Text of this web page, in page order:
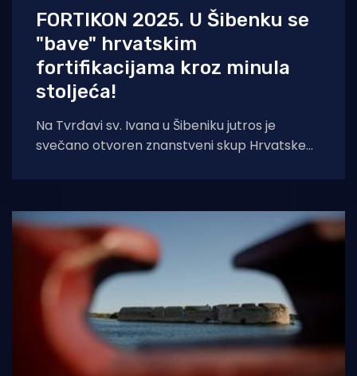
FORTIKON 2025. U Šibenku se
"bave" hrvatskim
fortifikacijama kroz minula
stoljeća!
Na Tvrđavi sv. Ivana u Šibeniku jutros je
svečano otvoren znanstveni skup Hrvatske
organizaciji